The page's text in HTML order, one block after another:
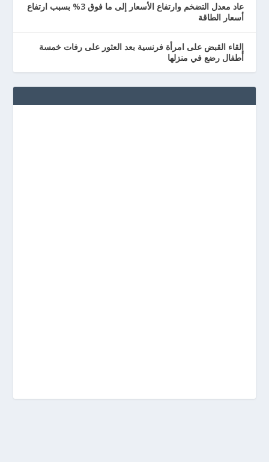
عاد معدل التضخم وارتفاع الأسعار إلى ما فوق 3% بسبب ارتفاع
أسعار الطاقة
إلقاء القبض على امرأة فرنسية بعد العثور على رفات خمسة
أطفال رضع في منزلها